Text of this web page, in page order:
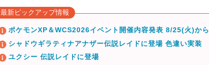
最新ピックアップ情報
ポケモンXP＆WCS2026イベント開催内容発表 8/25(火)から
シャドウギラティナアナザー伝説レイドに登場 色違い実装
ユクシー 伝説レイドに登場